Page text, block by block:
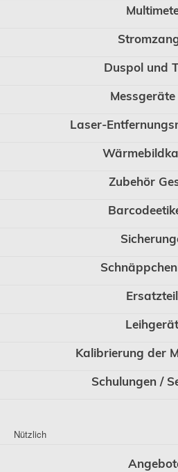
Duspol und
Messgeräte
Laser-
Zubehör
Kalibrierung der
Schulungen /
Nützlich